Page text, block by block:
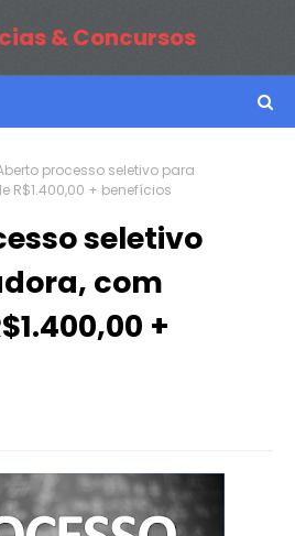
& Concursos
processo seletivo para
R$1.400,00 + benefícios
seletivo
com
+